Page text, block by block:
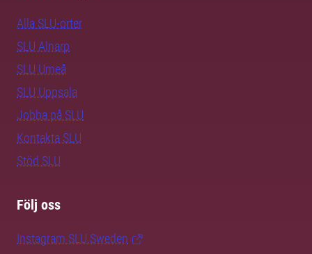
Alla SLU-orter
SLU Alnarp
SLU Umeå
SLU Uppsala
Jobba på SLU
Kontakta SLU
Stöd SLU
Följ oss
Instagram SLU.Sweden